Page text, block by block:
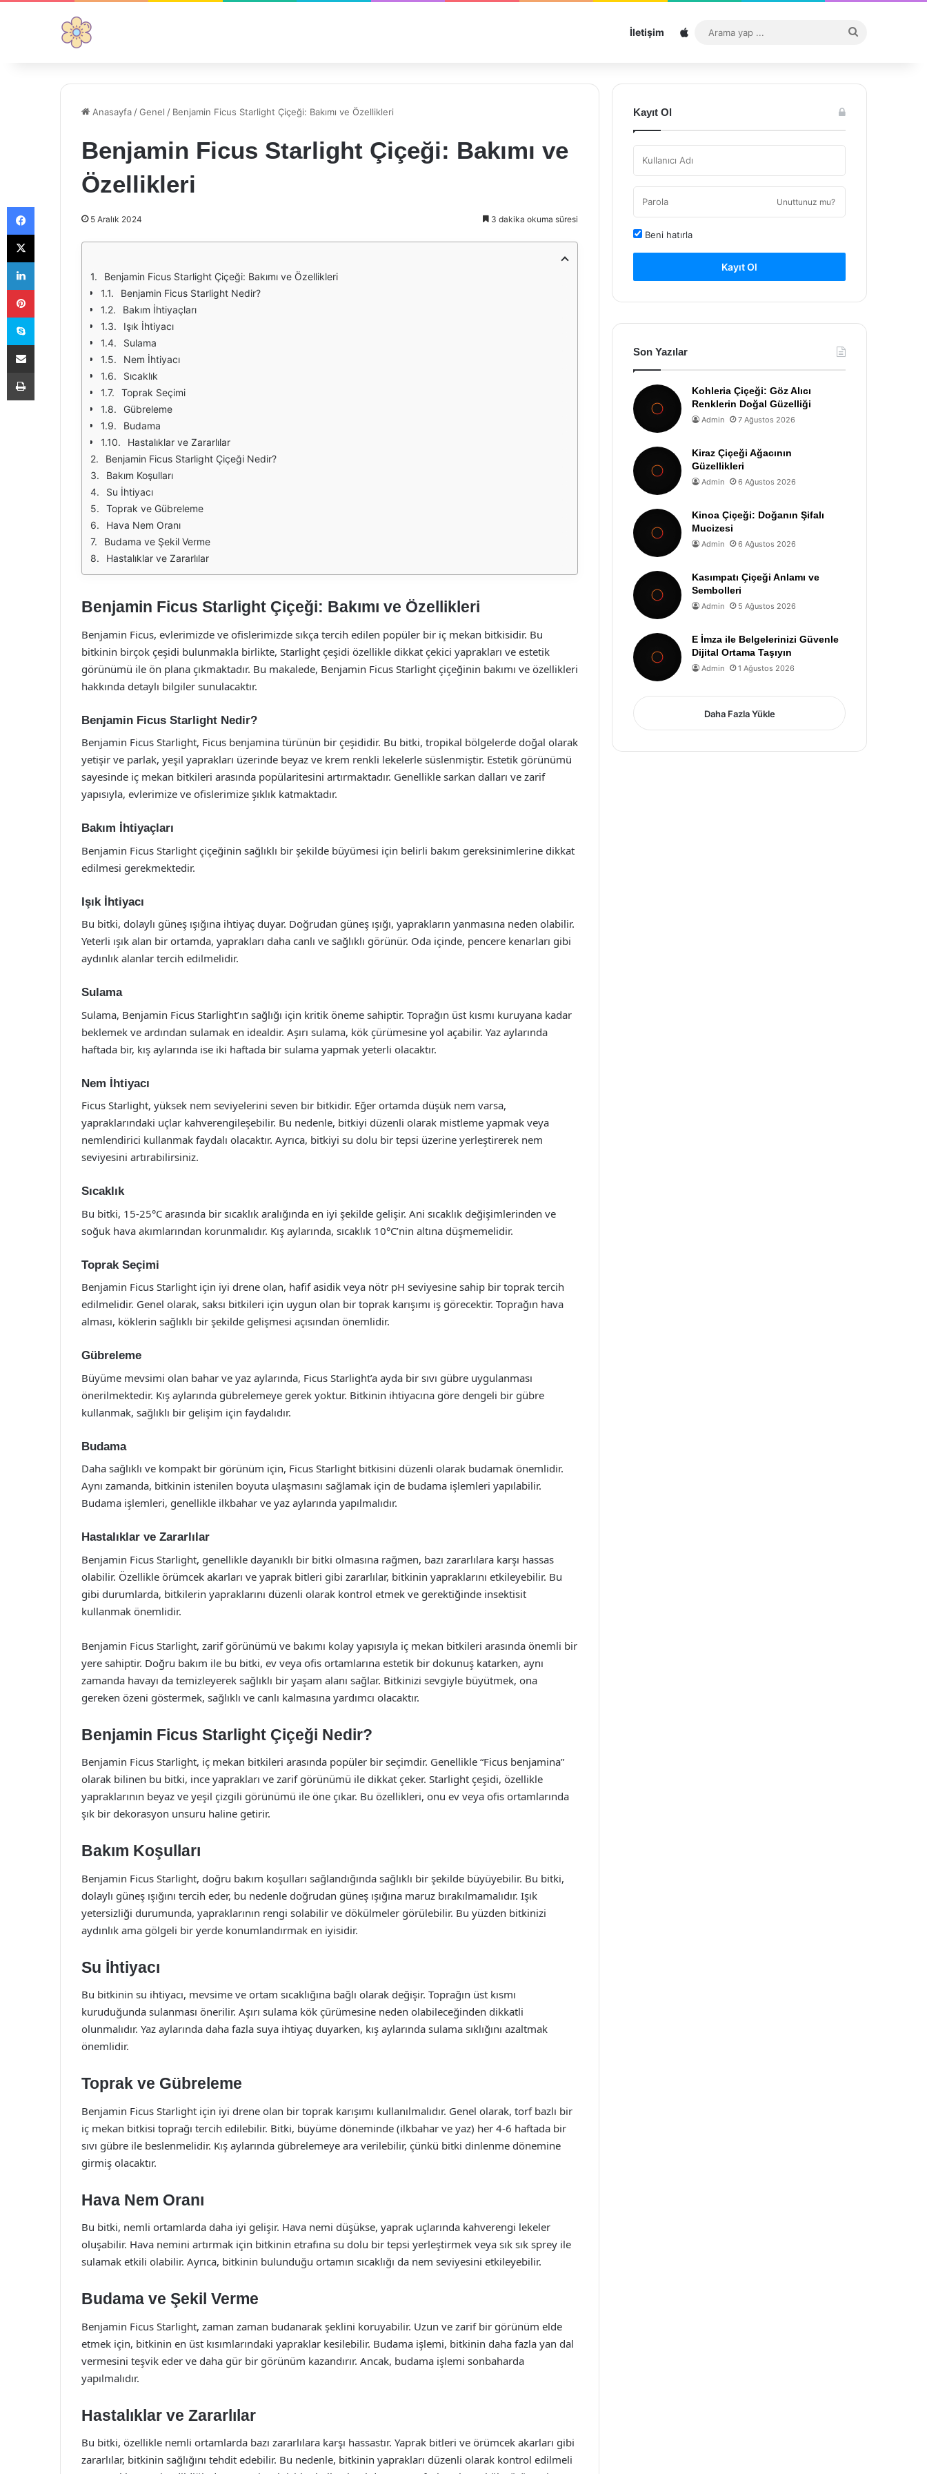
İletişim Sitemap
...
Anasayfa /Genel / Benjamin Ficus Starlight Çiçeği: Bakımı ve Özellikleri
Benjamin Ficus Starlight Çiçeği: Bakımı ve
Özellikleri
5 Aralık 2024 3 dakika okuma süresi
Benjamin Ficus Starlight Çiçeği: Bakımı ve Özellikleri
Benjamin Ficus Starlight Nedir?
Bakım İhtiyaçları
Işık İhtiyacı
Sulama
Nem İhtiyacı
Sıcaklık
Toprak Seçimi
Gübreleme
Budama
Hastalıklar ve Zararlılar
Benjamin Ficus Starlight Çiçeği Nedir?
Bakım Koşulları
Su İhtiyacı
Toprak ve Gübreleme
Hava Nem Oranı
Budama ve Şekil Verme
Hastalıklar ve Zararlılar
Benjamin Ficus Starlight Çiçeği: Bakımı ve Özellikleri
Benjamin Ficus, evlerimizde ve ofislerimizde sıkça tercih edilen popüler bir iç mekan bitkisidir. Bu
bitkinin birçok çeşidi bulunmakla birlikte, Starlight çeşidi özellikle dikkat çekici yaprakları ve estetik
görünümü ile ön plana çıkmaktadır. Bu makalede, Benjamin Ficus Starlight çiçeğinin bakımı ve özellikleri
hakkında detaylı bilgiler sunulacaktır.
Benjamin Ficus Starlight Nedir?
Benjamin Ficus Starlight, Ficus benjamina türünün bir çeşididir. Bu bitki, tropikal bölgelerde doğal olarak
yetişir ve parlak, yeşil yaprakları üzerinde beyaz ve krem renkli lekelerle süslenmiştir. Estetik görünümü
sayesinde iç mekan bitkileri arasında popülaritesini artırmaktadır. Genellikle sarkan dalları ve zarif
yapısıyla, evlerimize ve ofislerimize şıklık katmaktadır.
Bakım İhtiyaçları
Benjamin Ficus Starlight çiçeğinin sağlıklı bir şekilde büyümesi için belirli bakım gereksinimlerine dikkat
edilmesi gerekmektedir.
Işık İhtiyacı
Bu bitki, dolaylı güneş ışığına ihtiyaç duyar. Doğrudan güneş ışığı, yaprakların yanmasına neden olabilir.
Yeterli ışık alan bir ortamda, yaprakları daha canlı ve sağlıklı görünür. Oda içinde, pencere kenarları gibi
aydınlık alanlar tercih edilmelidir.
Sulama
Sulama, Benjamin Ficus Starlight’ın sağlığı için kritik öneme sahiptir. Toprağın üst kısmı kuruyana kadar
beklemek ve ardından sulamak en idealdir. Aşırı sulama, kök çürümesine yol açabilir. Yaz aylarında
haftada bir, kış aylarında ise iki haftada bir sulama yapmak yeterli olacaktır.
Nem İhtiyacı
Ficus Starlight, yüksek nem seviyelerini seven bir bitkidir. Eğer ortamda düşük nem varsa,
yapraklarındaki uçlar kahverengileşebilir. Bu nedenle, bitkiyi düzenli olarak mistleme yapmak veya
nemlendirici kullanmak faydalı olacaktır. Ayrıca, bitkiyi su dolu bir tepsi üzerine yerleştirerek nem
seviyesini artırabilirsiniz.
Sıcaklık
Bu bitki, 15-25°C arasında bir sıcaklık aralığında en iyi şekilde gelişir. Ani sıcaklık değişimlerinden ve
soğuk hava akımlarından korunmalıdır. Kış aylarında, sıcaklık 10°C’nin altına düşmemelidir.
Toprak Seçimi
Benjamin Ficus Starlight için iyi drene olan, hafif asidik veya nötr pH seviyesine sahip bir toprak tercih
edilmelidir. Genel olarak, saksı bitkileri için uygun olan bir toprak karışımı iş görecektir. Toprağın hava
alması, köklerin sağlıklı bir şekilde gelişmesi açısından önemlidir.
Gübreleme
Büyüme mevsimi olan bahar ve yaz aylarında, Ficus Starlight’a ayda bir sıvı gübre uygulanması
önerilmektedir. Kış aylarında gübrelemeye gerek yoktur. Bitkinin ihtiyacına göre dengeli bir gübre
kullanmak, sağlıklı bir gelişim için faydalıdır.
Budama
Daha sağlıklı ve kompakt bir görünüm için, Ficus Starlight bitkisini düzenli olarak budamak önemlidir.
Aynı zamanda, bitkinin istenilen boyuta ulaşmasını sağlamak için de budama işlemleri yapılabilir.
Budama işlemleri, genellikle ilkbahar ve yaz aylarında yapılmalıdır.
Hastalıklar ve Zararlılar
Benjamin Ficus Starlight, genellikle dayanıklı bir bitki olmasına rağmen, bazı zararlılara karşı hassas
olabilir. Özellikle örümcek akarları ve yaprak bitleri gibi zararlılar, bitkinin yapraklarını etkileyebilir. Bu
gibi durumlarda, bitkilerin yapraklarını düzenli olarak kontrol etmek ve gerektiğinde insektisit
kullanmak önemlidir.
Benjamin Ficus Starlight, zarif görünümü ve bakımı kolay yapısıyla iç mekan bitkileri arasında önemli bir
yere sahiptir. Doğru bakım ile bu bitki, ev veya ofis ortamlarına estetik bir dokunuş katarken, aynı
zamanda havayı da temizleyerek sağlıklı bir yaşam alanı sağlar. Bitkinizi sevgiyle büyütmek, ona
gereken özeni göstermek, sağlıklı ve canlı kalmasına yardımcı olacaktır.
Benjamin Ficus Starlight Çiçeği Nedir?
Benjamin Ficus Starlight, iç mekan bitkileri arasında popüler bir seçimdir. Genellikle “Ficus benjamina”
olarak bilinen bu bitki, ince yaprakları ve zarif görünümü ile dikkat çeker. Starlight çeşidi, özellikle
yapraklarının beyaz ve yeşil çizgili görünümü ile öne çıkar. Bu özellikleri, onu ev veya ofis ortamlarında
şık bir dekorasyon unsuru haline getirir.
Bakım Koşulları
Benjamin Ficus Starlight, doğru bakım koşulları sağlandığında sağlıklı bir şekilde büyüyebilir. Bu bitki,
dolaylı güneş ışığını tercih eder, bu nedenle doğrudan güneş ışığına maruz bırakılmamalıdır. Işık
yetersizliği durumunda, yapraklarının rengi solabilir ve dökülmeler görülebilir. Bu yüzden bitkinizi
aydınlık ama gölgeli bir yerde konumlandırmak en iyisidir.
Su İhtiyacı
Bu bitkinin su ihtiyacı, mevsime ve ortam sıcaklığına bağlı olarak değişir. Toprağın üst kısmı
kuruduğunda sulanması önerilir. Aşırı sulama kök çürümesine neden olabileceğinden dikkatli
olunmalıdır. Yaz aylarında daha fazla suya ihtiyaç duyarken, kış aylarında sulama sıklığını azaltmak
önemlidir.
Toprak ve Gübreleme
Benjamin Ficus Starlight için iyi drene olan bir toprak karışımı kullanılmalıdır. Genel olarak, torf bazlı bir
iç mekan bitkisi toprağı tercih edilebilir. Bitki, büyüme döneminde (ilkbahar ve yaz) her 4-6 haftada bir
sıvı gübre ile beslenmelidir. Kış aylarında gübrelemeye ara verilebilir, çünkü bitki dinlenme dönemine
girmiş olacaktır.
Hava Nem Oranı
Bu bitki, nemli ortamlarda daha iyi gelişir. Hava nemi düşükse, yaprak uçlarında kahverengi lekeler
oluşabilir. Hava nemini artırmak için bitkinin etrafına su dolu bir tepsi yerleştirmek veya sık sık sprey ile
sulamak etkili olabilir. Ayrıca, bitkinin bulunduğu ortamın sıcaklığı da nem seviyesini etkileyebilir.
Budama ve Şekil Verme
Benjamin Ficus Starlight, zaman zaman budanarak şeklini koruyabilir. Uzun ve zarif bir görünüm elde
etmek için, bitkinin en üst kısımlarındaki yapraklar kesilebilir. Budama işlemi, bitkinin daha fazla yan dal
vermesini teşvik eder ve daha gür bir görünüm kazandırır. Ancak, budama işlemi sonbaharda
yapılmalıdır.
Hastalıklar ve Zararlılar
Bu bitki, özellikle nemli ortamlarda bazı zararlılara karşı hassastır. Yaprak bitleri ve örümcek akarları gibi
zararlılar, bitkinin sağlığını tehdit edebilir. Bu nedenle, bitkinin yaprakları düzenli olarak kontrol edilmeli
Kayıt Ol
Unuttunuz mu?
Beni hatırla
Kayıt Ol
Son Yazılar
Kohleria Çiçeği: Göz Alıcı
Renklerin Doğal Güzelliği
Admin 7 Ağustos 2026
Kiraz Çiçeği Ağacının
Güzellikleri
Admin 6 Ağustos 2026
Kinoa Çiçeği: Doğanın Şifalı
Mucizesi
Admin 6 Ağustos 2026
Kasımpatı Çiçeği Anlamı ve
Sembolleri
Admin 5 Ağustos 2026
E İmza ile Belgelerinizi Güvenle
Dijital Ortama Taşıyın
Admin 1 Ağustos 2026
Daha Fazla Yükle
Facebook
X
LinkedIn
Pinterest
Skype
E-Posta ile paylaş